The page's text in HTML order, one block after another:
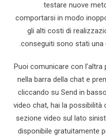
testare nuove
comportarsi in modo
gli alti costi di
conseguiti sono stati una
Puoi comunicare con
nella barra della chat e
cliccando su Send in
video chat, hai la possibilità
sezione video sul lato
disponibile gratuitamente